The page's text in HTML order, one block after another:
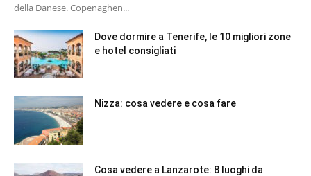
della Danese. Copenaghen...
Dove dormire a Tenerife, le 10 migliori zone
e hotel consigliati
Nizza: cosa vedere e cosa fare
Cosa vedere a Lanzarote: 8 luoghi da